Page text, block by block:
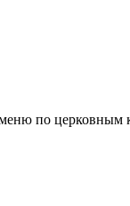
по церковным